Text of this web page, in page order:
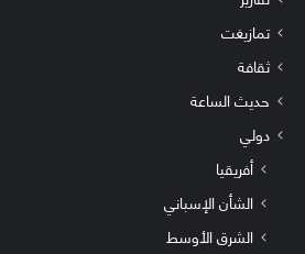
تمازيغت
ثقافة
حديث الساعة
دولي
أفريقيا
الشأن الإسباني
الشرق الأوسط